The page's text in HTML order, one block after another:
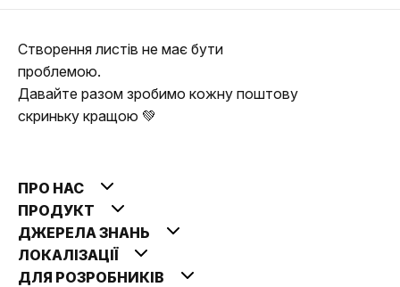
Створення листів не має бути
проблемою.
Давайте разом зробимо кожну поштову
скриньку кращою 💚
ПРО НАС
ПРОДУКТ
ДЖЕРЕЛА ЗНАНЬ
ЛОКАЛІЗАЦІЇ
ДЛЯ РОЗРОБНИКІВ